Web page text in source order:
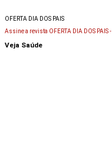
OFERTA DIA DOS PAIS
Assine a revista OFERTA DIA DOS PAIS -
Veja Saúde